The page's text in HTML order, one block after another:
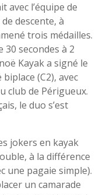
avec l’équipe de
descente, à
trois médailles.
secondes à 2
Kayak a signé le
(C2), avec
club de Périgueux.
le duo s’est
jokers en kayak
à la différence
une pagaie simple).
un camarade